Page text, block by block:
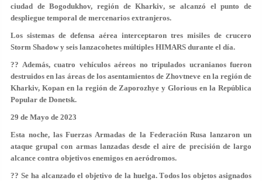
ciudad de Bogodukhov, región de Kharkiv, se alcanzó el punto de
despliegue temporal de mercenarios extranjeros.
Los sistemas de defensa aérea interceptaron tres misiles de crucero
Storm Shadow y seis lanzacohetes múltiples HIMARS durante el día.
?? Además, cuatro vehículos aéreos no tripulados ucranianos fueron
destruidos en las áreas de los asentamientos de Zhovtneve en la región de
Kharkiv, Kopan en la región de Zaporozhye y Glorious en la República
Popular de Donetsk.
29 de Mayo de 2023
Esta noche, las Fuerzas Armadas de la Federación Rusa lanzaron un
ataque grupal con armas lanzadas desde el aire de precisión de largo
alcance contra objetivos enemigos en aeródromos.
?? Se ha alcanzado el objetivo de la huelga. Todos los objetos asignados